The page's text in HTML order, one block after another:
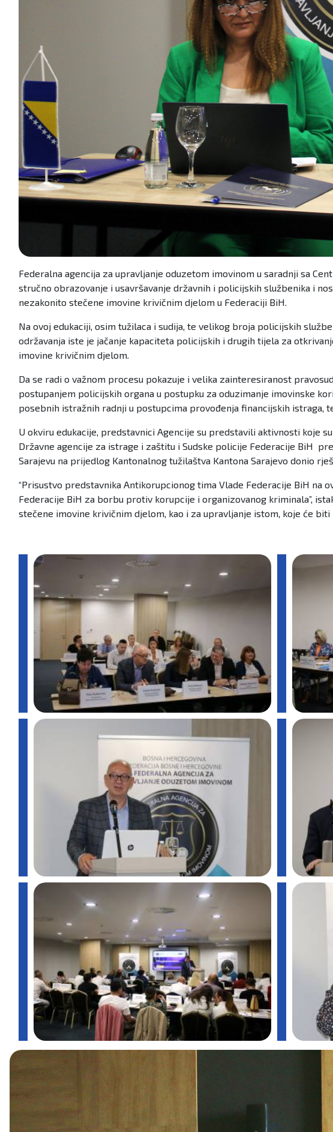
Federalna agencija za upravljanje oduzetom imovinom u saradnji sa
stručno obrazovanje i usavršavanje državnih i policijskih službenika i
nezakonito stečene imovine krivičnim djelom u Federaciji BiH.
Na ovoj edukaciji, osim tužilaca i sudija, te velikog broja policijskih
održavanja iste je jačanje kapaciteta policijskih i drugih tijela za
imovine krivičnim djelom.
Da se radi o važnom procesu pokazuje i velika zainteresiranost
postupanjem policijskih organa u postupku za oduzimanje imovinske
posebnih istražnih radnji u postupcima provođenja financijskih istraga,
U okviru edukacije, predstavnici Agencije su predstavili aktivnosti koje
Državne agencije za istrage i zaštitu i Sudske policije Federacije BiH
Sarajevu na prijedlog Kantonalnog tužilaštva Kantona Sarajevo donio
“Prisustvo predstavnika Antikorupcionog tima Vlade Federacije BiH
Federacije BiH za borbu protiv korupcije i organizovanog kriminala”,
stečene imovine krivičnim djelom, kao i za upravljanje istom, koje će